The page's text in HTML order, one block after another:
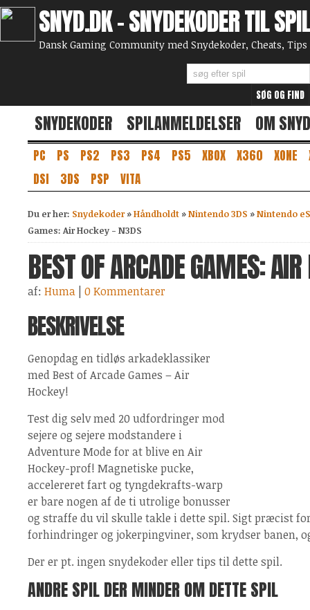
SNYD.DK - SNYDEKODER TIL SPIL
Dansk Gaming Community med Snydekoder, Cheats,
SNYDEKODER SPILANMELDELSER OM SNYD
PC PS PS2 PS3 PS4 PS5 XBOX X360 XONE
DSI
3DS PSP VITA
Du er her: Snydekoder»Håndholdt »Nintendo 3DS »Nintendo
Games: Air Hockey - N3DS
BEST OF ARCADE GAMES:
af: Huma 0 Kommentarer
BESKRIVELSE
Genopdag en tidløs arkadeklassiker
med Best of Arcade Games – Air
Hockey!
Test dig selv med 20 udfordringer mod
sejere og sejere modstandere i
Adventure Mode for at blive en Air
Hockey-prof! Magnetiske pucke,
accelereret fart og tyngdekrafts-warp
er bare nogen af de ti utrolige bonusser
og straffe du vil skulle takle i dette spil. Sigt præcist
forhindringer og jokerpingviner, som krydser banen,
Der er pt. ingen snydekoder eller tips til dette spil.
ANDRE SPIL DER MINDER OM DETTE SPIL